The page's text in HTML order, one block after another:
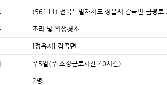
(56111) 전북특별자치도 정읍시 감곡면 금평
조리 및 위생청소
[정읍시] 감곡면
주5일(주 소정근로시간 40시간)
2명